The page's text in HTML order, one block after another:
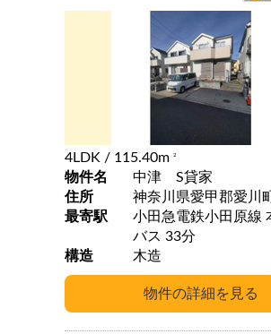
4LDK / 115.40m 2
物件名
中津 S貸家
住所
神奈川県愛甲郡愛川
最寄駅
小田急電鉄小田原線
バス 33分
構造
木造